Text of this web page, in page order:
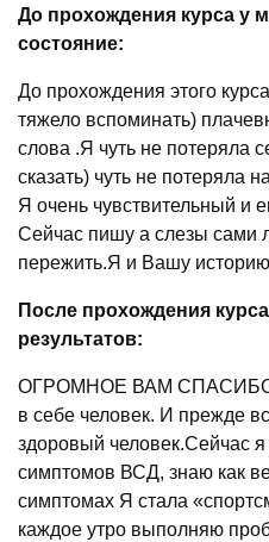
До прохождения курса у
состояние:
До прохождения этого
тяжело вспоминать)
слова .Я чуть не потеряла
сказать) чуть не потеряла
Я очень чувствительный и
Сейчас пишу а слезы сами
пережить.Я и Вашу
После прохождения
результатов:
ОГРОМНОЕ ВАМ
в себе человек. И прежде
здоровый человек.Сейчас
симптомов ВСД, знаю как
симптомах Я стала
каждое утро выполняю